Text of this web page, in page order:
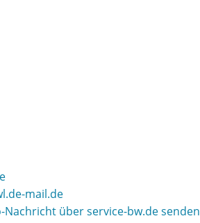
mail.de
Nachricht über service-bw.de senden